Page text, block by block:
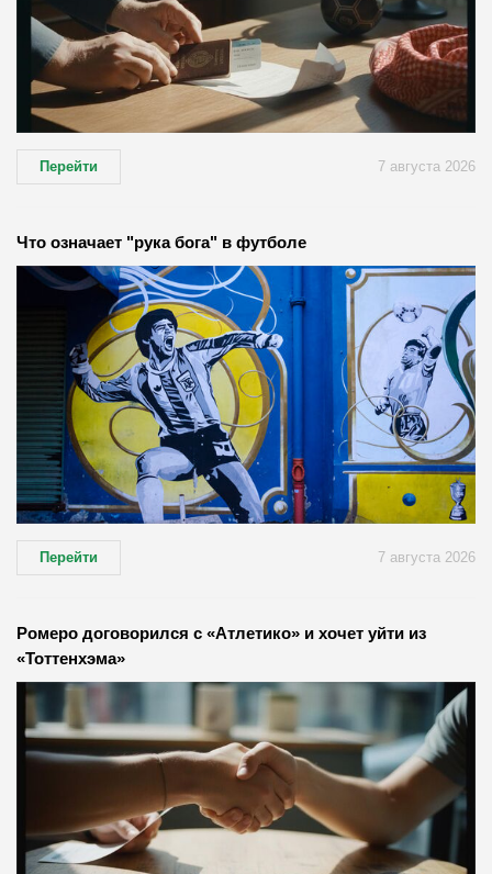
Перейти 7 августа 2026
Что означает "рука бога" в футболе
Перейти 7 августа 2026
Ромеро договорился с «Атлетико» и хочет уйти из
«Тоттенхэма»